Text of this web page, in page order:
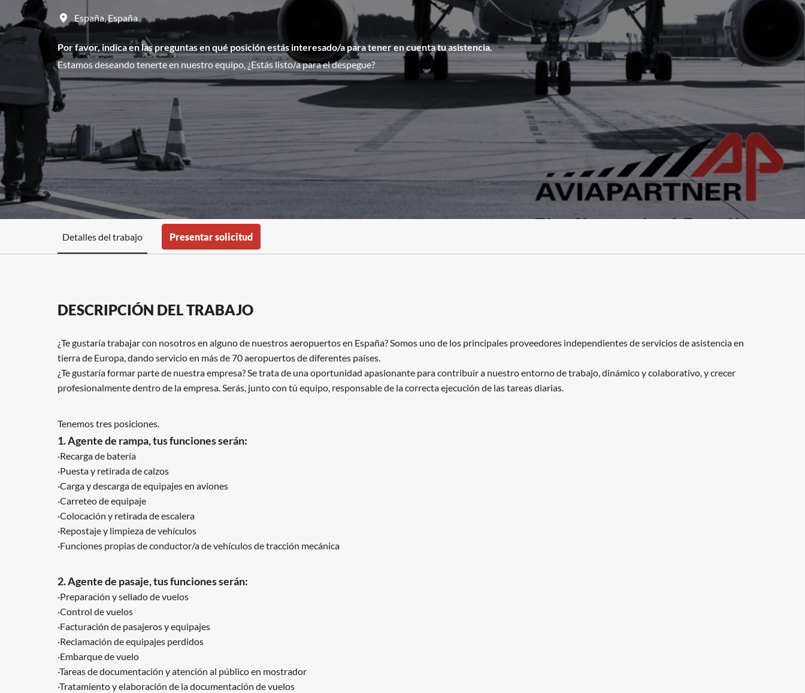
España, España
Por favor, indica en las preguntas en qué posición estás interesado/a para tener en cuenta tu asistencia.
Estamos deseando tenerte en nuestro equipo, ¿Estás listo/a para el despegue?
Detalles del trabajo Presentar solicitud
DESCRIPCIÓN DEL TRABAJO
¿Te gustaría trabajar con nosotros en alguno de nuestros aeropuertos en España? Somos uno de los principales proveedores independientes de servicios de asistencia en
tierra de Europa, dando servicio en más de 70 aeropuertos de diferentes países.
¿Te gustaría formar parte de nuestra empresa? Se trata de una oportunidad apasionante para contribuir a nuestro entorno de trabajo, dinámico y colaborativo, y crecer
profesionalmente dentro de la empresa. Serás, junto con tú equipo, responsable de la correcta ejecución de las tareas diarias.
Tenemos tres posiciones.
1. Agente de rampa, tus funciones serán:
·Recarga de batería
·Puesta y retirada de calzos
·Carga y descarga de equipajes en aviones
·Carreteo de equipaje
·Colocación y retirada de escalera
·Repostaje y limpieza de vehículos
·Funciones propias de conductor/a de vehículos de tracción mecánica
2. Agente de pasaje, tus funciones serán:
·Preparación y sellado de vuelos
·Control de vuelos
·Facturación de pasajeros y equipajes
·Reclamación de equipajes perdidos
·Embarque de vuelo
·Tareas de documentación y atención al público en mostrador
·Tratamiento y elaboración de la documentación de vuelos